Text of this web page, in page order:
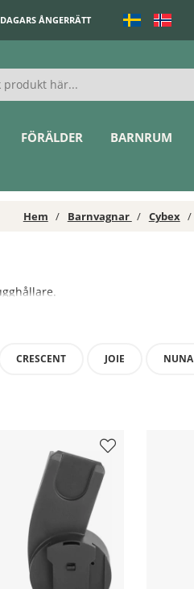
ÅNGERRÄTT
FÖRÄLDER BARNRUM
Hem Barnvagnar Cybex
CRESCENT JOIE NUNA